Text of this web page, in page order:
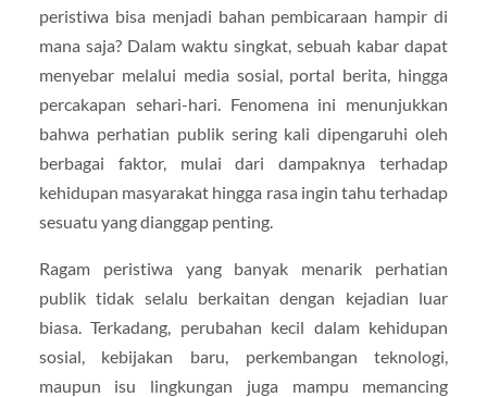
peristiwa bisa menjadi bahan pembicaraan hampir di
mana saja? Dalam waktu singkat, sebuah kabar dapat
menyebar melalui media sosial, portal berita, hingga
percakapan sehari-hari. Fenomena ini menunjukkan
bahwa perhatian publik sering kali dipengaruhi oleh
berbagai faktor, mulai dari dampaknya terhadap
kehidupan masyarakat hingga rasa ingin tahu terhadap
sesuatu yang dianggap penting.
Ragam peristiwa yang banyak menarik perhatian
publik tidak selalu berkaitan dengan kejadian luar
biasa. Terkadang, perubahan kecil dalam kehidupan
sosial, kebijakan baru, perkembangan teknologi,
maupun isu lingkungan juga mampu memancing